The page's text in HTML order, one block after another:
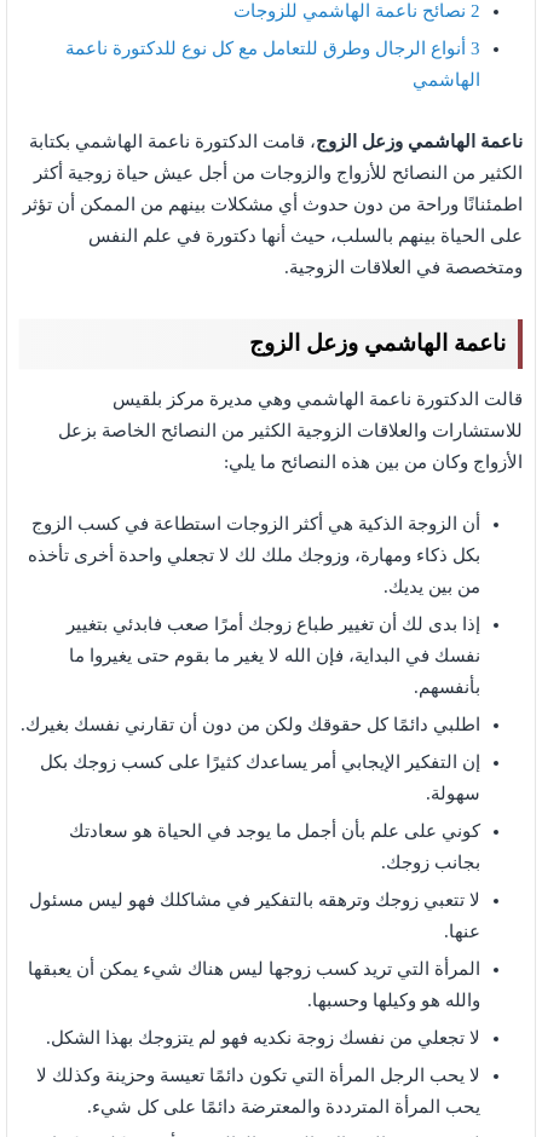
2 نصائح ناعمة الهاشمي للزوجات
3 أنواع الرجال وطرق للتعامل مع كل نوع للدكتورة ناعمة
الهاشمي
ناعمة الهاشمي وزعل الزوج، قامت الدكتورة ناعمة الهاشمي بكتابة
الكثير من النصائح للأزواج والزوجات من أجل عيش حياة زوجية أكثر
اطمئنانًا وراحة من دون حدوث أي مشكلات بينهم من الممكن أن تؤثر
على الحياة بينهم بالسلب، حيث أنها دكتورة في علم النفس
ومتخصصة في العلاقات الزوجية.
ناعمة الهاشمي وزعل الزوج
قالت الدكتورة ناعمة الهاشمي وهي مديرة مركز بلقيس
للاستشارات والعلاقات الزوجية الكثير من النصائح الخاصة بزعل
الأزواج وكان من بين هذه النصائح ما يلي:
أن الزوجة الذكية هي أكثر الزوجات استطاعة في كسب الزوج
بكل ذكاء ومهارة، وزوجك ملك لك لا تجعلي واحدة أخرى تأخذه
من بين يديك.
إذا بدى لك أن تغيير طباع زوجك أمرًا صعب فابدئي بتغيير
نفسك في البداية، فإن الله لا يغير ما بقوم حتى يغيروا ما
بأنفسهم.
اطلبي دائمًا كل حقوقك ولكن من دون أن تقارني نفسك بغيرك.
إن التفكير الإيجابي أمر يساعدك كثيرًا على كسب زوجك بكل
سهولة.
كوني على علم بأن أجمل ما يوجد في الحياة هو سعادتك
بجانب زوجك.
لا تتعبي زوجك وترهقه بالتفكير في مشاكلك فهو ليس مسئول
عنها.
المرأة التي تريد كسب زوجها ليس هناك شيء يمكن أن يعبقها
والله هو وكيلها وحسبها.
لا تجعلي من نفسك زوجة نكديه فهو لم يتزوجك بهذا الشكل.
لا يحب الرجل المرأة التي تكون دائمًا تعيسة وحزينة وكذلك لا
يحب المرأة المترددة والمعترضة دائمًا على كل شيء.